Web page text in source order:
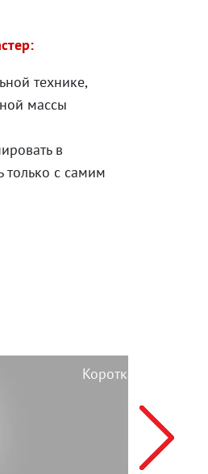
технике,
массы
в
только с самим
Короткая стрижка